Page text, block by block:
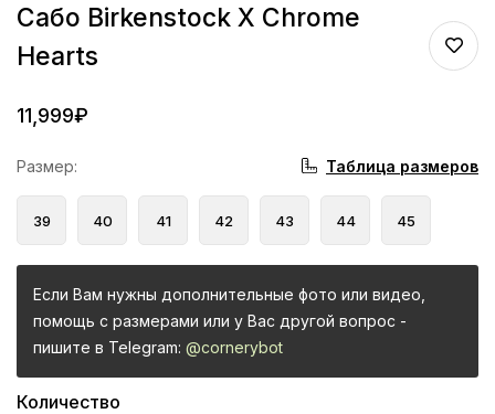
Сабо Birkenstock X Chrome
Hearts
11,999₽
Размер: Таблица размеров
39 40 41 42 43 44 45
Если Вам нужны дополнительные фото или видео,
помощь с размерами или у Вас другой вопрос -
пишите в Telegram: @cornerybot
Количество